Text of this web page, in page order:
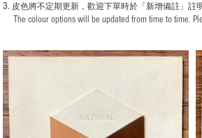
3. 皮色將不定期更新，歡迎下單時於「新增備註」註
The colour options will be updated from time to time.